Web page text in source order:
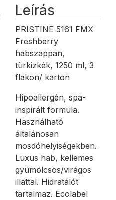
Leírás
PRISTINE 5161 FMX
Freshberry
habszappan,
türkizkék, 1250 ml, 3
flakon/ karton
Hipoallergén, spa-
inspirált formula.
Használható
általánosan
mosdóhelyiségekben.
Luxus hab, kellemes
gyümölcsös/virágos
illattal. Hidratálót
tartalmaz. Ecolabel